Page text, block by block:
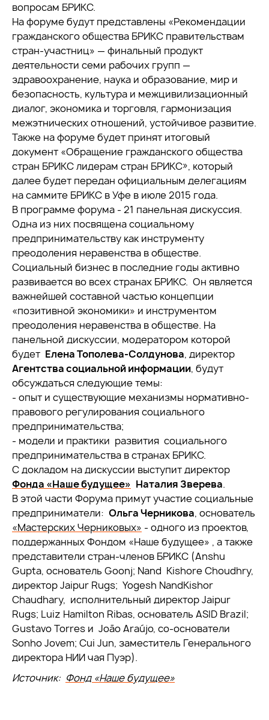
вопросам БРИКС.
На форуме будут представлены «Рекомендации
гражданского общества БРИКС правительствам
стран-участниц» — финальный продукт
деятельности семи рабочих групп —
здравоохранение, наука и образование, мир и
безопасность, культура и межцивилизационный
диалог, экономика и торговля, гармонизация
межэтнических отношений, устойчивое развитие.
Также на форуме будет принят итоговый
документ «Обращение гражданского общества
стран БРИКС лидерам стран БРИКС», который
далее будет передан официальным делегациям
на саммите БРИКС в Уфе в июле 2015 года.
В программе форума - 21 панельная дискуссия.
Одна из них посвящена социальному
предпринимательству как инструменту
преодоления неравенства в обществе.
Социальный бизнес в последние годы активно
развивается во всех странах БРИКС. Он является
важнейшей составной частью концепции
«позитивной экономики» и инструментом
преодоления неравенства в обществе. На
панельной дискуссии, модератором которой
будет Елена Тополева-Солдунова, директор
Агентства социальной информации, будут
обсуждаться следующие темы:
- опыт и существующие механизмы нормативно-
правового регулирования социального
предпринимательства;
- модели и практики развития социального
предпринимательства в странах БРИКС.
С докладом на дискуссии выступит директор
Фонда «Наше будущее» Наталия Зверева.
В этой части Форума примут участие социальные
предприниматели: Ольга Черникова, основатель
«Мастерских Черниковых» - одного из проектов,
поддержанных Фондом «Наше будущее» , а также
представители стран-членов БРИКС (Anshu
Gupta, основатель Goonj; Nand Kishore Choudhry,
директор Jaipur Rugs; Yogesh NandKishor
Chaudhary, исполнительный директор Jaipur
Rugs; Luiz Hamilton Ribas, основатель ASID Brazil;
Gustavo Torres и João Araújo, со-основатели
Sonho Jovem; Cui Jun, заместитель Генерального
директора НИИ чая Пуэр).
Источник: Фонд «Наше будущее»